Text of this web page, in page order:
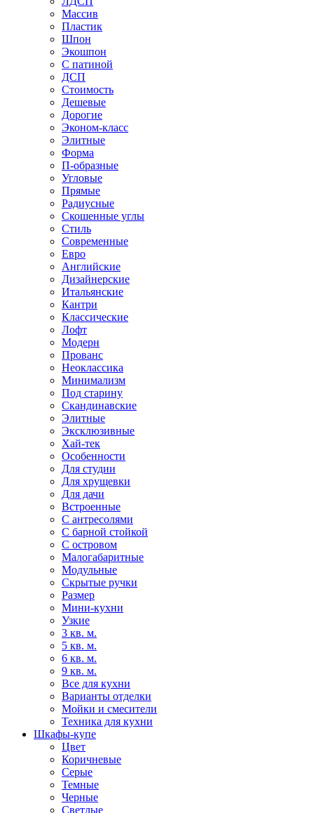
Массив
Пластик
Шпон
Экошпон
С патиной
ДСП
Стоимость
Дешевые
Дорогие
Эконом-класс
Элитные
Форма
П-образные
Угловые
Прямые
Радиусные
Скошенные углы
Стиль
Современные
Евро
Английские
Дизайнерские
Итальянские
Кантри
Классические
Лофт
Модерн
Прованс
Неоклассика
Минимализм
Под старину
Скандинавские
Элитные
Эксклюзивные
Хай-тек
Особенности
Для студии
Для хрущевки
Для дачи
Встроенные
С антресолями
С барной стойкой
С островом
Малогабаритные
Модульные
Скрытые ручки
Размер
Мини-кухни
Узкие
3 кв. м.
5 кв. м.
6 кв. м.
9 кв. м.
Все для кухни
Варианты отделки
Мойки и смесители
Техника для кухни
Шкафы-купе
Цвет
Коричневые
Серые
Темные
Черные
Светлые